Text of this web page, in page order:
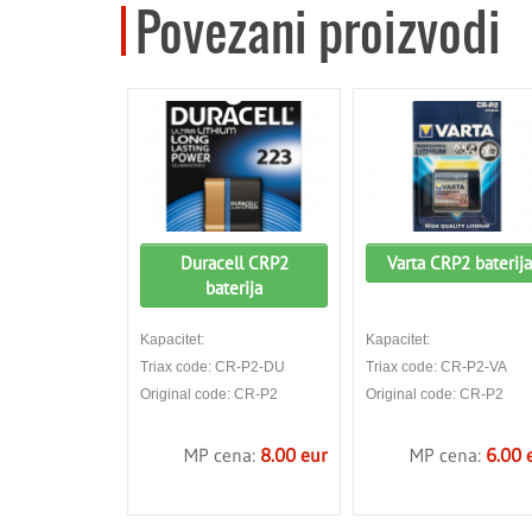
Povezani proizvodi
Duracell CRP2
baterija
Kapacitet:
Triax code: CR-P2-DU
Original code: CR-P2
MP cena: 8.00 eur
Varta CRP2 baterija
Kapacitet:
Triax code: CR-P2-VA
Original code: CR-P2
MP cena: 6.00